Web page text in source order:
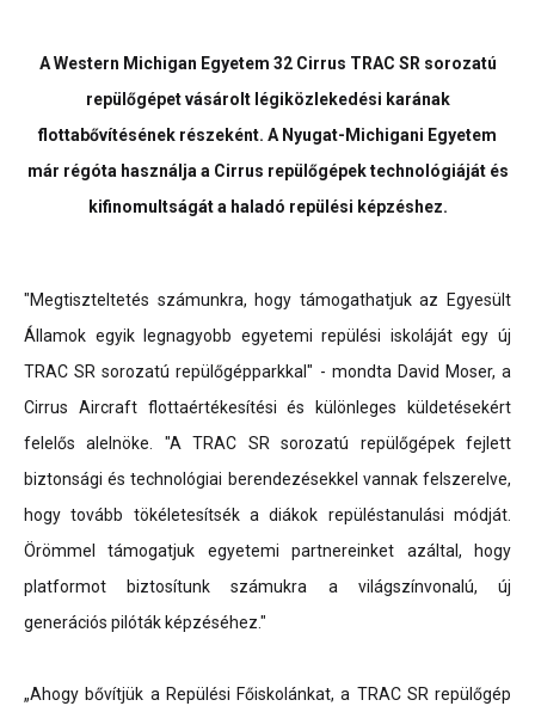
A Western Michigan Egyetem 32 Cirrus TRAC SR sorozatú
repülőgépet vásárolt légiközlekedési karának
flottabővítésének részeként. A Nyugat-Michigani Egyetem
már régóta használja a Cirrus repülőgépek technológiáját és
kifinomultságát a haladó repülési képzéshez.
"Megtiszteltetés számunkra, hogy támogathatjuk az Egyesült
Államok egyik legnagyobb egyetemi repülési iskoláját egy új
TRAC SR sorozatú repülőgépparkkal" - mondta David Moser, a
Cirrus Aircraft flottaértékesítési és különleges küldetésekért
felelős alelnöke. "A TRAC SR sorozatú repülőgépek fejlett
biztonsági és technológiai berendezésekkel vannak felszerelve,
hogy tovább tökéletesítsék a diákok repüléstanulási módját.
Örömmel támogatjuk egyetemi partnereinket azáltal, hogy
platformot biztosítunk számukra a világszínvonalú, új
generációs pilóták képzéséhez."
„Ahogy bővítjük a Repülési Főiskolánkat, a TRAC SR repülőgép